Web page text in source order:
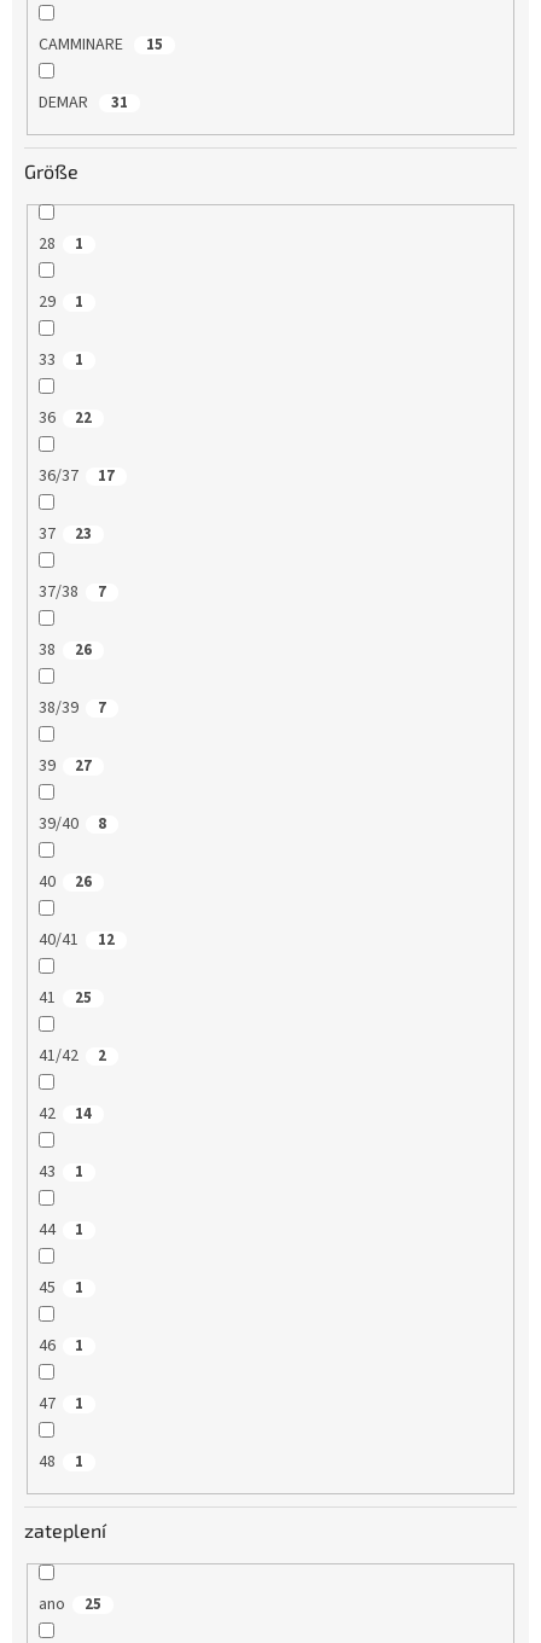
CAMMINARE 15
DEMAR 31
Größe
28 1
29 1
33 1
36 22
36/37 17
37 23
37/38 7
38 26
38/39 7
39 27
39/40 8
40 26
40/41 12
41 25
41/42 2
42 14
43 1
44 1
45 1
46 1
47 1
48 1
zateplení
ano 25